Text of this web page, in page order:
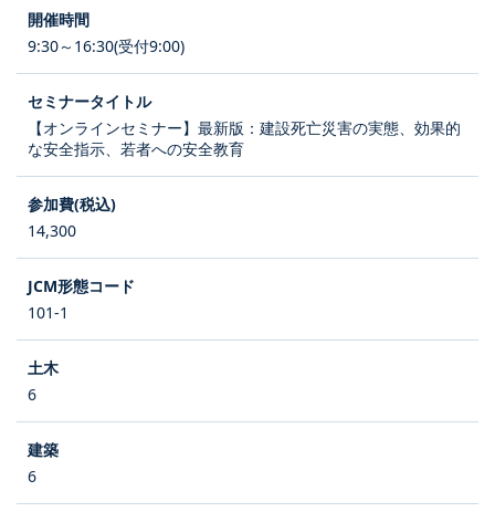
9:30～16:30(受付9:00)
【オンラインセミナー】最新版：建設死亡災害の実態、効果的
な安全指示、若者への安全教育
14,300
101-1
6
6